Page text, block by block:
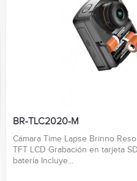
BR-TLC2020-M
Cámara Time Lapse Brinno
TFT LCD Grabación en tarjeta
batería Incluye...